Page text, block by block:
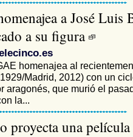
a José Luis
a su figura
homenajea al
Madrid, 2012) con un
aragonés, que murió el
la...
proyecta una